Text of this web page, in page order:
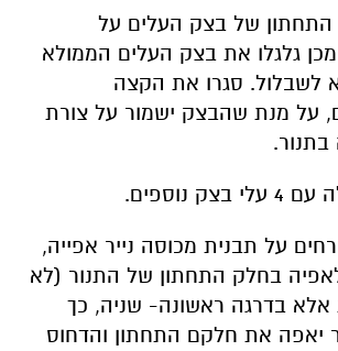
של בצק העלים על
גלגלו את בצק העלים הממולא
לשבלול. סגרו את הקצה
על מנת שהבצק ישמור על צורת
נוספים.
את 5 הפרחים על תבנית מכוסה נייר אפייה,
בחלק התחתון של התנור (לא
אלא בדרגה ראשונה- שניה, כך
יאפה את חלקם התחתון והדחוס